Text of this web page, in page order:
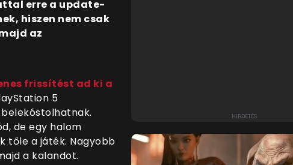
erre a update-
hiszen nem csak
az
frissítést ad ki a
5
de egy halom
tőle a játék. Nagyobb
a kalandot.